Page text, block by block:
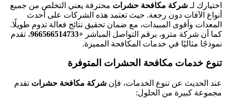
اختيارك لـ شركة مكافحة حشرات محترفة يعني التخلص من جميع
أنواع الآفات دون رجعة. حيث تعتمد هذه الشركات على أحدث
المعدات وأقوى المبيدات، مع ضمان تحقيق نتائج فعالة تدوم طويلًا.
كما أن شركة مترو، برقم التواصل المباشر +966566514733‎‏
، تقدم
نموذجًا مثاليًا في خدمات المكافحة المميزة.
تنوع خدمات مكافحة الحشرات المتوفرة
عند الحديث عن تنوع الخدمات، فإن شركة مكافحة حشرات تقدم
مجموعة كبيرة من الحلول: